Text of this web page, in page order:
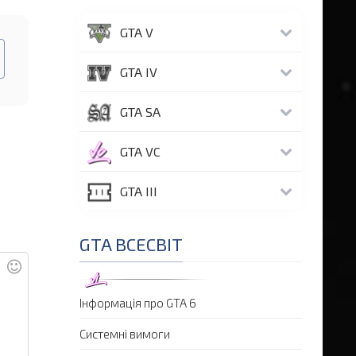
GTA V
GTA IV
GTA SA
GTA VC
GTA III
GTA ВСЕСВІТ
Інформація про GTA 6
Системні вимоги